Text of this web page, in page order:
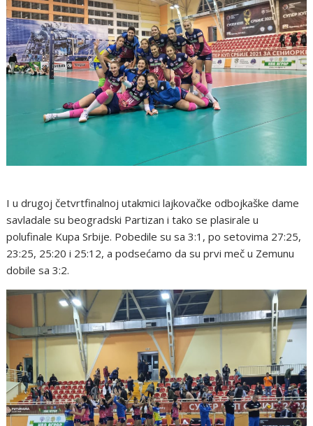
I u drugoj četvrtfinalnoj utakmici lajkovačke odbojkaške dame
savladale su beogradski Partizan i tako se plasirale u
polufinale Kupa Srbije. Pobedile su sa 3:1, po setovima 27:25,
23:25, 25:20 i 25:12, a podsećamo da su prvi meč u Zemunu
dobile sa 3:2.